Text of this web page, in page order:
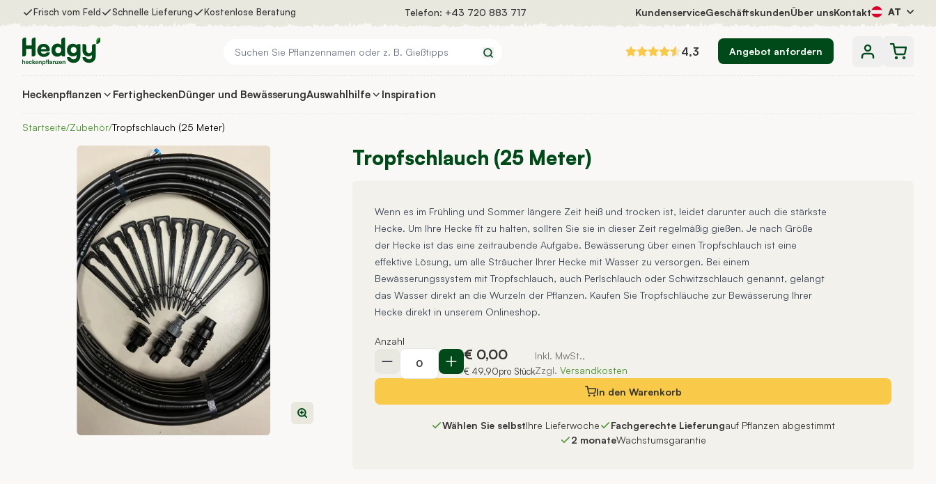
Zum Inhalt springen
Frisch vom Feld Schnelle Lieferung Kostenlose Beratung Telefon: +43 720 883 717 KundenserviceGeschäftskundenÜber unsKontakt AT
Suchen 4,3 Angebot anfordern
Heckenpflanzen
Dünger und Bewässerung
Heckenpflanzen FertigheckenDünger und BewässerungAuswahlhilfe Inspiration
Startseite/Zubehör/Tropfschlauch (25 Meter)
Tropfschlauch (25 Meter)
Wenn es im Frühling und Sommer längere Zeit heiß und trocken ist, leidet darunter auch die stärkste
Hecke. Um Ihre Hecke fit zu halten, sollten Sie sie in dieser Zeit regelmäßig gießen. Je nach Größe
der Hecke ist das eine zeitraubende Aufgabe. Bewässerung über einen Tropfschlauch ist eine
effektive Lösung, um alle Sträucher Ihrer Hecke mit Wasser zu versorgen. Bei einem
Bewässerungssystem mit Tropfschlauch, auch Perlschlauch oder Schwitzschlauch genannt, gelangt
das Wasser direkt an die Wurzeln der Pflanzen. Kaufen Sie Tropfschläuche zur Bewässerung Ihrer
Hecke direkt in unserem Onlineshop.
Anzahl
€ 0,00
€ 49,90pro Stück
Inkl. MwSt.,
Zzgl. Versandkosten
In den Warenkorb
Wählen Sie selbstIhre Lieferwoche Fachgerechte Lieferungauf Pflanzen abgestimmt
2 monateWachstumsgarantie